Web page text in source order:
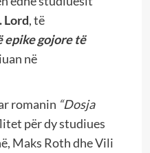
Lord, të
epike gojore të
në
romanin “Dosja
për dy studiues
Maks Roth dhe Vili